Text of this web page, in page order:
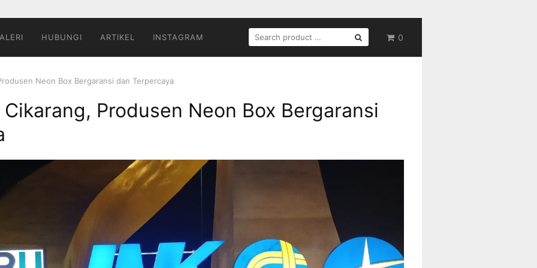
0
HUBUNGI ARTIKEL INSTAGRAM
SEARCH
FOR:
Neon Box Bergaransi dan Terpercaya
Produsen Neon Box Bergaransi